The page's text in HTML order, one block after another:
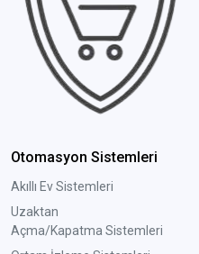
Otomasyon Sistemleri
Akıllı Ev Sistemleri
Uzaktan
Açma/Kapatma Sistemleri